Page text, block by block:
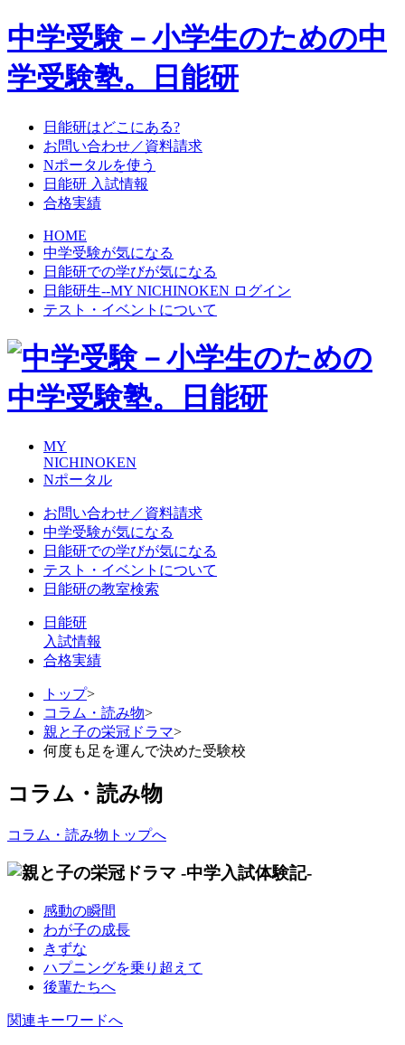
中学受験－小学生のための中
学受験塾。日能研
日能研はどこにある?
お問い合わせ／資料請求
Nポータルを使う
日能研 入試情報
合格実績
HOME
中学受験が気になる
日能研での学びが気になる
日能研生--MY NICHINOKEN ログイン
テスト・イベントについて
MY
NICHINOKEN
Nポータル
お問い合わせ／資料請求
中学受験が気になる
日能研での学びが気になる
テスト・イベントについて
日能研の教室検索
日能研
入試情報
合格実績
トップ>
コラム・読み物>
親と子の栄冠ドラマ>
何度も足を運んで決めた受験校
コラム・読み物
コラム・読み物トップへ
感動の瞬間
わが子の成長
きずな
ハプニングを乗り超えて
後輩たちへ
関連キーワードへ